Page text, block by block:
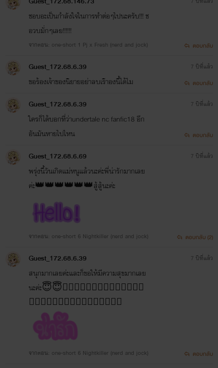
ชอบอะเป็นกำลังใจในการทำต่อๆไปนะครับ!!! ช
อวบมั่กๆเลย!!!!!!
จากตอน: one-short 1 Pj x Fresh (nerd and jock) ตอบกลับ
Guest_172.68.6.39
ข​อร้องเจ้าของนิยายอย่าลบเรืาองนี้ได้ไม
7 ปีที่แล้ว
ตอบกลับ
Guest_172.68.6.39
ใครก็ได้บอกที่ว่าundertale nc​ fanfic​18​ อีก
อันมันหายไปไหน
7 ปีที่แล้ว
ตอบกลับ
Guest_172.68.6.69
พรุ่งนี้วันเกิดแม่หนูแล้วนะค่ะพี่น่ารักมากเลย
ค่ะ👑👑👑👑👑👑สู้สู้นะค่ะ
จากตอน: one-short 6 Nightkiller (nerd and jock)
7 ปีที่แล้ว
ตอบกลับ (2)
Guest_172.68.6.39
สนุกมากเลยค่ะและก็ขอให้มีความสุขมากเลย
นะค่ะ😇😇👍🏻👍🏻👍🏻👍🏻👍🏻👍🏻👍🏻
👍🏻👍🏻👍🏻👍🏻👍🏻👍🏻👍🏻👍🏻
จากตอน: one-short 6 Nightkiller (nerd and jock)
7 ปีที่แล้ว
ตอบกลับ